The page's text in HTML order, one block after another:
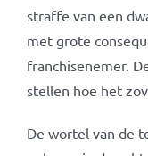
straffe van een
met grote
franchisenemer.
stellen hoe het
De wortel van de